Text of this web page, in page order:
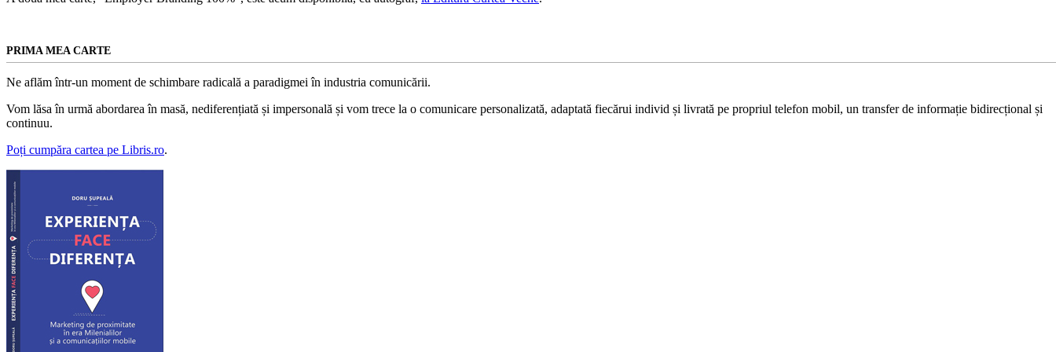
PRIMA MEA CARTE
Ne aflăm într-un moment de schimbare radicală a paradigmei în industria comunicării.
Vom lăsa în urmă abordarea în masă, nediferențiată și impersonală și vom trece la o comunicare personalizată, adaptată fiecărui individ și livrată pe propriul telefon mobil, un transfer de informație bidirecțional și
continuu.
Poți cumpăra cartea pe Libris.ro.